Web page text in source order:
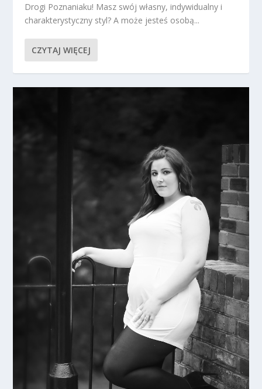
Drogi Poznaniaku! Masz swój własny, indywidualny i
charakterystyczny styl? A może jesteś osobą...
CZYTAJ WIĘCEJ